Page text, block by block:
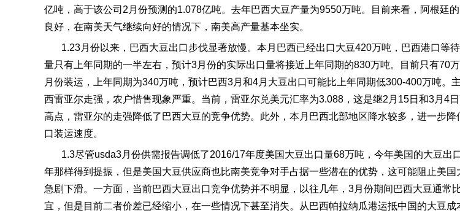
亿吨，高于该公司 2 月份预测的1.078亿吨。去年巴西大豆产量为9550万吨。目前来看，阿根廷
良好，在南美天气继续向好的情况下，南美高产量基本坐实。
1.23月份以来，巴西大豆出口步伐显著放慢。本月巴西已经出口大豆420万吨，巴西港口等
量只有上年同期的一半左右，预计3月份的实际出口量将接近上年同期的830万吨。目前只有70
月份装运，上年同期为340万吨，预计巴西3月和4月大豆出口可能比上年同期低300-400万吨。
西雷亚尔走强，农户惜售现象严重。当前，雷亚尔兑美元汇率为3.088 ，这是继2 月 15日和3月 4
高点，雷亚尔的走强降低了巴西大豆的竞争优势。此外，本月巴西北部地区降水较多，进一步降
口装运速度。
1.3尽管usda3月份供需报告调低了2016/17年度美国大豆出口量68万吨，今年美国的大豆出
年那样得到提振，但是美国大豆供应商也比南美竞争对手占据一些潜在的优势，这可能阻止美国
急剧下滑。一方面，当前巴西大豆出口竞争优势并不明显，以往几年， 3月份期间巴西大豆通常
宜，但是目前二者价差已经缩小，在一些情况下甚至消失。从巴西帕拉纳瓜港运抵中国的大豆成